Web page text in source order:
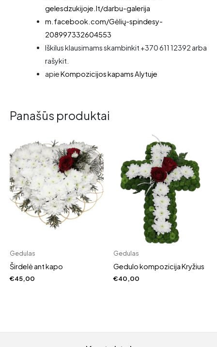
gelesdzukijoje.lt/darbu-galerija
m.facebook.com/Gėlių-spindesy-
208997332604553
Iškilus klausimams skambinkit +370 611 12392 arba
rašykit.
apieKompozicijos kapams Alytuje
Panašūs produktai
Gedulas
Širdelė ant kapo
€45,00
Gedulas
Gedulo kompozicija Kryžius
€40,00